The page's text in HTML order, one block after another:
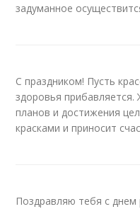
задуманное
С праздником! Пусть
здоровья
планов и достижения
красками и приносит
Поздравляю тебя с